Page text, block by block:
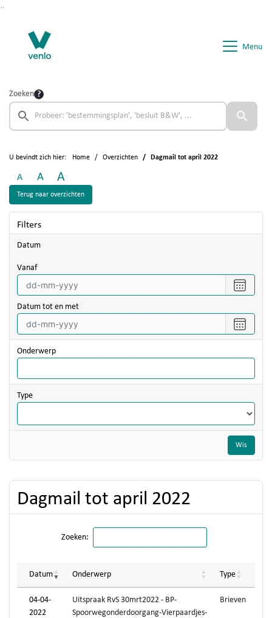
Menu
Zoeken
U bevindt zich hier: Home Overzichten Dagmail tot april 2022
A A A
Terug naar overzichten
Filters
Datum
vanaf
een
vanaf
Datum tot en met
een
tot
met
Onderwerp
Type
Wis
Dagmail tot april 2022
Zoeken:
Datum Onderwerp Type
04-04-
2022
Uitspraak RvS 30mrt2022 - BP-
Spoorwegonderdoorgang-Vierpaardjes-
Brieven